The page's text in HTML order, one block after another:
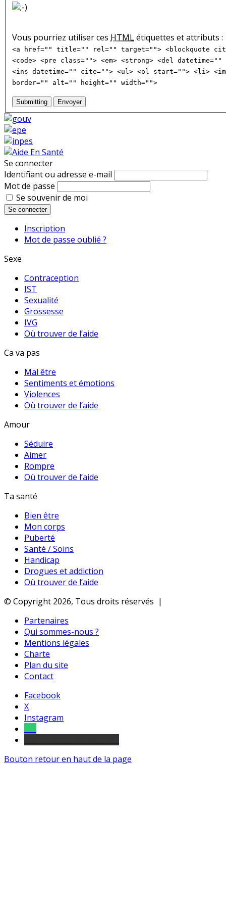
Vous pourriez utiliser ces HTMLétiquettes et attributs :
<a href="" title="" rel="" target=""> <blockquote
<code> <pre class=""> <em> <strong> <del
<ins datetime="" cite=""> <ul> <ol start=""> <li>
border="" alt="" height="" width="">
Submitting Envoyer
Se connecter
Identifiant ou adresse e-mail
Mot de passe
Se souvenir de moi
Se connecter
Inscription
Mot de passe oublié ?
Sexe
Contraception
IST
Sexualité
Grossesse
IVG
Où trouver de l’aide
Ca va pas
Mal être
Sentiments et émotions
Violences
Où trouver de l’aide
Amour
Séduire
Aimer
Rompre
Où trouver de l’aide
Ta santé
Bien être
Mon corps
Puberté
Santé / Soins
Handicap
Drogues et addiction
Où trouver de l’aide
© Copyright 2026, Tous droits réservés |
Partenaires
Qui sommes-nous ?
Mentions légales
Charte
Plan du site
Contact
Facebook
X
Instagram
Bouton retour en haut de la page